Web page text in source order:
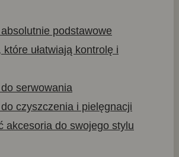
podstawowe
ułatwiają kontrolę i
serwowania
czyszczenia i pielęgnacji
akcesoria do swojego stylu